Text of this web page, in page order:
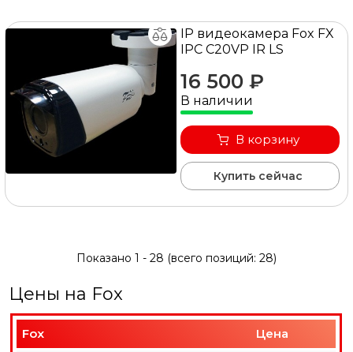
IP видеокамера Fox FX
IPC C20VP IR LS
16 500 ₽
В наличии
В корзину
Купить сейчас
Показано 1 - 28 (всего позиций: 28)
Цены на Fox
Fox Цена